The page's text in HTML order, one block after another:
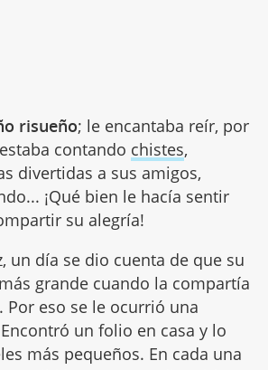
risueño; le encantaba reír, por
contando chistes,
divertidas a sus amigos,
¡Qué bien le hacía sentir
su alegría!
un día se dio cuenta de que su
grande cuando la compartía
Por eso se le ocurrió una
un folio en casa y lo
más pequeños. En cada una